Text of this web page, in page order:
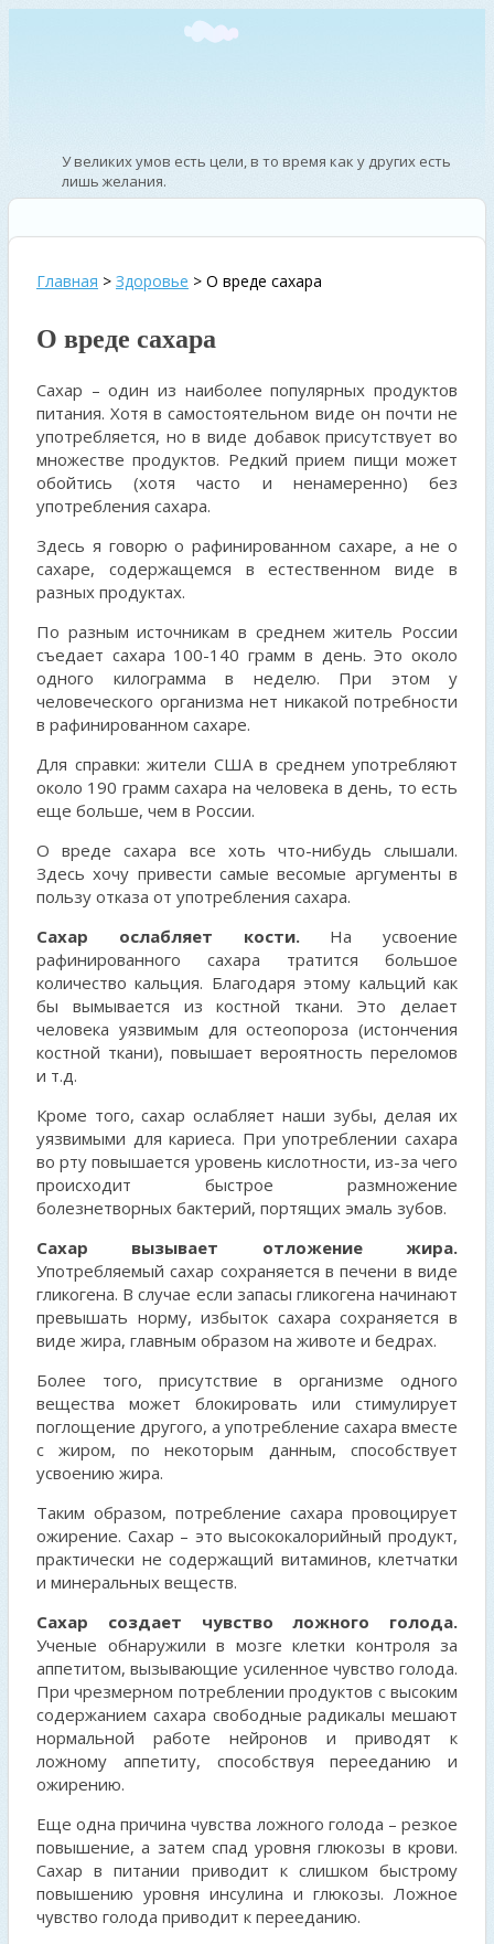
У великих умов есть цели, в то время как у других есть
лишь желания.
Главная > Здоровье > О вреде сахара
О вреде сахара
Сахар – один из наиболее популярных продуктов
питания. Хотя в самостоятельном виде он почти не
употребляется, но в виде добавок присутствует во
множестве продуктов. Редкий прием пищи может
обойтись (хотя часто и ненамеренно) без
употребления сахара.
Здесь я говорю о рафинированном сахаре, а не о
сахаре, содержащемся в естественном виде в
разных продуктах.
По разным источникам в среднем житель России
съедает сахара 100-140 грамм в день. Это около
одного килограмма в неделю. При этом у
человеческого организма нет никакой потребности
в рафинированном сахаре.
Для справки: жители США в среднем употребляют
около 190 грамм сахара на человека в день, то есть
еще больше, чем в России.
О вреде сахара все хоть что-нибудь слышали.
Здесь хочу привести самые весомые аргументы в
пользу отказа от употребления сахара.
Сахар ослабляет кости.На усвоение
рафинированного сахара тратится большое
количество кальция. Благодаря этому кальций как
бы вымывается из костной ткани. Это делает
человека уязвимым для остеопороза (истончения
костной ткани), повышает вероятность переломов
и т.д.
Кроме того, сахар ослабляет наши зубы, делая их
уязвимыми для кариеса. При употреблении сахара
во рту повышается уровень кислотности, из-за чего
происходит быстрое размножение
болезнетворных бактерий, портящих эмаль зубов.
Сахар вызывает отложение жира.
Употребляемый сахар сохраняется в печени в виде
гликогена. В случае если запасы гликогена начинают
превышать норму, избыток сахара сохраняется в
виде жира, главным образом на животе и бедрах.
Более того, присутствие в организме одного
вещества может блокировать или стимулирует
поглощение другого, а употребление сахара вместе
с жиром, по некоторым данным, способствует
усвоению жира.
Таким образом, потребление сахара провоцирует
ожирение. Сахар – это высококалорийный продукт,
практически не содержащий витаминов, клетчатки
и минеральных веществ.
Сахар создает чувство ложного голода.
Ученые обнаружили в мозге клетки контроля за
аппетитом, вызывающие усиленное чувство голода.
При чрезмерном потреблении продуктов с высоким
содержанием сахара свободные радикалы мешают
нормальной работе нейронов и приводят к
ложному аппетиту, способствуя перееданию и
ожирению.
Еще одна причина чувства ложного голода – резкое
повышение, а затем спад уровня глюкозы в крови.
Сахар в питании приводит к слишком быстрому
повышению уровня инсулина и глюкозы. Ложное
чувство голода приводит к перееданию.